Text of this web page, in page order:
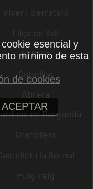
Viver i Serrateix
Lliçà de Vall
El Bruc
Cubelles
Abrera
de Berguedà
Granollers
Castellet i la Gornal
Puig-reig
esencial y
mínimo de esta
de cookies
ACEPTAR